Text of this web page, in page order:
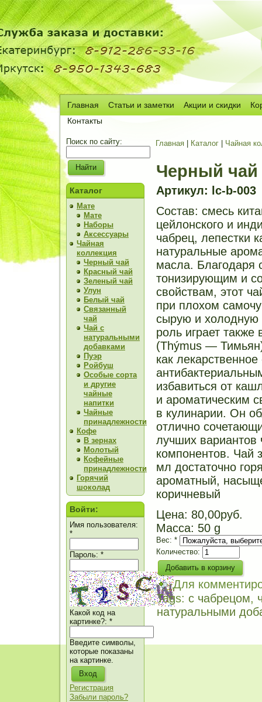
Главная Статьи и заметки Акции и скидки
Контакты
Поиск по сайту:
Каталог
Мате
Мате
Наборы
Аксессуары
Чайная
коллекция
Черный чай
Красный чай
Зеленый чай
Улун
Белый чай
Связанный
чай
Чай с
натуральными
добавками
Пуэр
Ройбуш
Особые сорта
и другие
чайные
напитки
Чайные
принадлежности
Кофе
В зернах
Молотый
Кофейные
принадлежности
Горячий
шоколад
Войти:
Имя пользователя:
*
Пароль: *
Какой код на
картинке?: *
Введите символы,
которые показаны
на картинке.
Регистрация
Забыли пароль?
Главная Каталог Чайная
Черный чай
Артикул: lc-b-003
Состав: смесь
цейлонского и
чабрец, лепестки
натуральные
масла. Благодаря
тонизирующим и
свойствам, этот
при плохом
сырую и холодную
роль играет
(Thýmus —
как
избавиться от
и ароматическим
в кулинарии. Он
отлично
лучших вариантов
компонентов. Чай
мл достаточно
ароматный,
коричневый
Цена: 80,00руб.
Масса: 50 g
Вес: *
Количество:
Для
Tags: с чабрецом,
натуральными